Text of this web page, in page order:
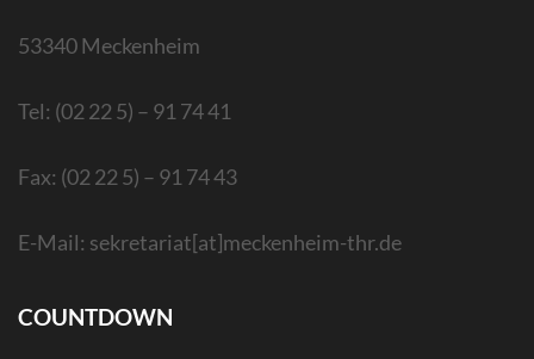
53340 Meckenheim
Tel: (02 22 5) – 91 74 41
Fax: (02 22 5) – 91 74 43
E-Mail: sekretariat[at]meckenheim-thr.de
COUNTDOWN